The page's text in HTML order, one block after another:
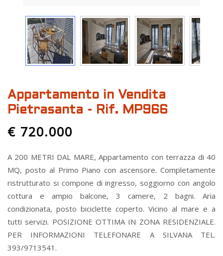
Appartamento in Vendita
Pietrasanta - Rif. MP966
€ 720.000
A 200 METRI DAL MARE, Appartamento con terrazza di 40
MQ, posto al Primo Piano con ascensore. Completamente
ristrutturato si compone di ingresso, soggiorno con angolo
cottura e ampio balcone, 3 camere, 2 bagni. Aria
condizionata, posto biciclette coperto. Vicino al mare e a
tutti servizi. POSIZIONE OTTIMA IN ZONA RESIDENZIALE.
PER INFORMAZIONI TELEFONARE A SILVANA TEL.
393/9713541.